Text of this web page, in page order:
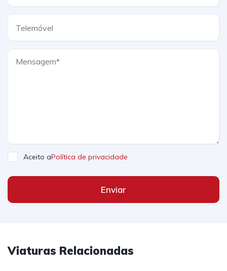
Aceito aPolítica de privacidade
Enviar
Viaturas Relacionadas